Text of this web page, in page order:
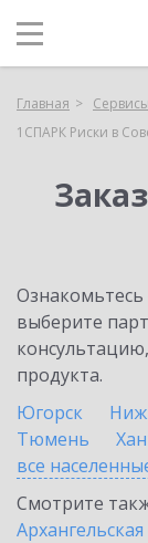
Главная
1СПАРК Риски в
выберите
продукта.
Югорск
Тюмень
все
Смотрите